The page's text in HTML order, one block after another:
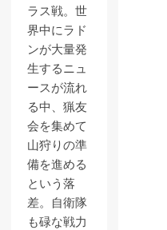
ラス戦。世
界中にラド
ンが大量発
生するニュ
ースが流れ
る中、猟友
会を集めて
山狩りの準
備を進める
という落
差。自衛隊
も碌な戦力